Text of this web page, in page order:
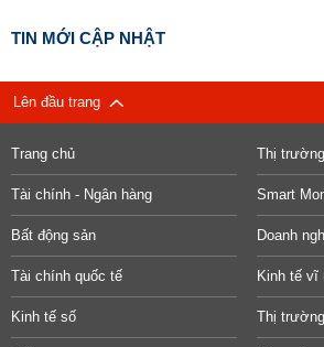
TIN MỚI CẬP NHẬT
Lên đầu trang
Trang chủ Thị
Tài chính - Ngân hàng Smart
Bất động sản Doanh
Tài chính quốc tế Kinh tế vĩ
Kinh tế số Thị trường